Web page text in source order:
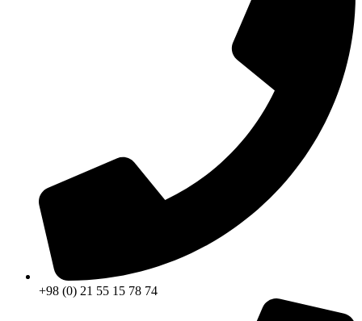
+98 (0) 21 55 15 78 74